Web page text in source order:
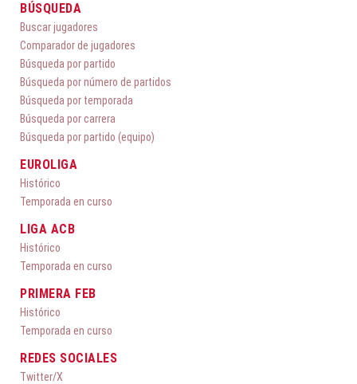
BÚSQUEDA
Buscar jugadores
Comparador de jugadores
Búsqueda por partido
Búsqueda por número de partidos
Búsqueda por temporada
Búsqueda por carrera
Búsqueda por partido (equipo)
EUROLIGA
Histórico
Temporada en curso
LIGA ACB
Histórico
Temporada en curso
PRIMERA FEB
Histórico
Temporada en curso
REDES SOCIALES
Twitter/X